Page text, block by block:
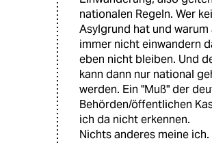
nationalen Regeln. Wer
Asylgrund hat und warum
immer nicht einwandern
eben nicht bleiben. Und
kann dann nur national
werden. Ein "Muß" der
Behörden/öffentlichen
ich da nicht erkennen.
Nichts anderes meine ich.